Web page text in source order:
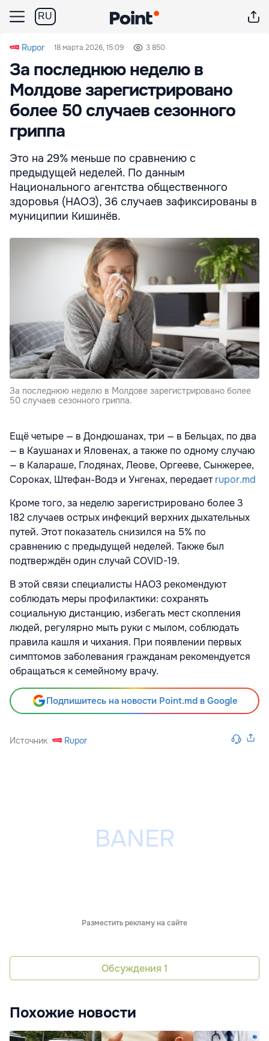
RU
Rupor 18 марта 2026, 15:09 3 850
За последнюю неделю в
Молдове зарегистрировано
более 50 случаев сезонного
гриппа
Это на 29% меньше по сравнению с
предыдущей неделей. По данным
Национального агентства общественного
здоровья (НАОЗ), 36 случаев зафиксированы в
муниципии Кишинёв.
За последнюю неделю в Молдове зарегистрировано более
50 случаев сезонного гриппа.
Ещё четыре — в Дондюшанах, три — в Бельцах, по два
— в Каушанах и Яловенах, а также по одному случаю
— в Калараше, Глодянах, Леове, Оргееве, Сынжерее,
Сороках, Штефан-Водэ и Унгенах, передаетrupor.md
Кроме того, за неделю зарегистрировано более 3
182 случаев острых инфекций верхних дыхательных
путей. Этот показатель снизился на 5% по
сравнению с предыдущей неделей. Также был
подтверждён один случай COVID-19.
В этой связи специалисты НАОЗ рекомендуют
соблюдать меры профилактики: сохранять
социальную дистанцию, избегать мест скопления
людей, регулярно мыть руки с мылом, соблюдать
правила кашля и чихания. При появлении первых
симптомов заболевания гражданам рекомендуется
обращаться к семейному врачу.
Подпишитесь на новости Point.md в Google
Источник Rupor
Разместить рекламу на сайте
Обсуждения 1
Похожие новости